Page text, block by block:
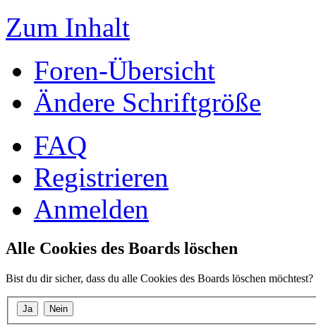
Zum Inhalt
Foren-Übersicht
Ändere Schriftgröße
FAQ
Registrieren
Anmelden
Alle Cookies des Boards löschen
Bist du dir sicher, dass du alle Cookies des Boards löschen möchtest?